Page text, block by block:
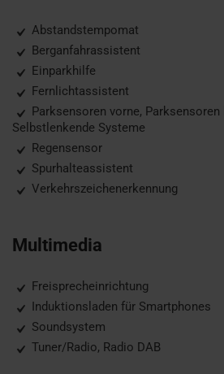
Abstandstempomat
Berganfahrassistent
Einparkhilfe
Fernlichtassistent
Parksensoren vorne, Parksensoren
Selbstlenkende Systeme
Regensensor
Spurhalteassistent
Verkehrszeichenerkennung
Multimedia
Freisprecheinrichtung
Induktionsladen für Smartphones
Soundsystem
Tuner/Radio, Radio DAB